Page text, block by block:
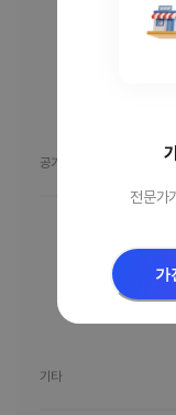
공기청정기
기타
전문가
가